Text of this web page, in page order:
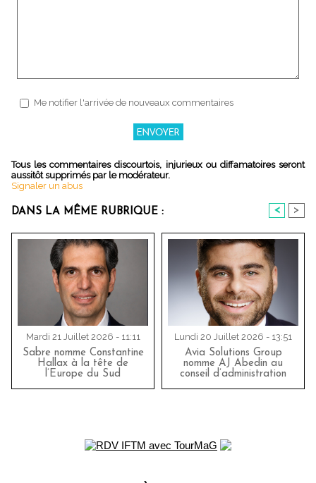
Me notifier l'arrivée de nouveaux commentaires
Tous les commentaires discourtois, injurieux ou diffamatoires seront
aussitôt supprimés par le modérateur.
Signaler un abus
DANS LA MÊME RUBRIQUE : < >
Mardi 21 Juillet 2026 - 11:11
Sabre nomme Constantine
Hallax à la tête de
l’Europe du Sud
Lundi 20 Juillet 2026 - 13:51
Avia Solutions Group
nomme AJ Abedin au
conseil d’administration